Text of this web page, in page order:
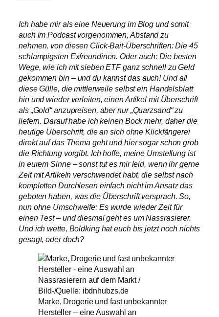
Ich habe mir als eine Neuerung im Blog und somit
auch im Podcast vorgenommen, Abstand zu
nehmen, von diesen Click-Bait-Überschriften: Die 45
schlampigsten Exfreundinen. Oder auch: Die besten
Wege, wie ich mit sieben ETF ganz schnell zu Geld
gekommen bin – und du kannst das auch! Und all
diese Gülle, die mittlerweile selbst ein Handelsblatt
hin und wieder verleiten, einen Artikel mit Überschrift
als „Gold“ anzupreisen, aber nur „Quarzsand“ zu
liefern. Darauf habe ich keinen Bock mehr, daher die
heutige Überschrift, die an sich ohne Klickfängerei
direkt auf das Thema geht und hier sogar schon grob
die Richtung vorgibt. Ich hoffe, meine Umstellung ist
in eurem Sinne – sonst tut es mir leid, wenn ihr gerne
Zeit mit Artikeln verschwendet habt, die selbst nach
kompletten Durchlesen einfach nicht im Ansatz das
geboten haben, was die Überschrift versprach. So,
nun ohne Umschweife: Es wurde wieder Zeit für
einen Test – und diesmal geht es um Nassrasierer.
Und ich wette, Boldking hat euch bis jetzt noch nichts
gesagt, oder doch?
Marke, Drogerie und fast unbekannter
Hersteller – eine Auswahl an